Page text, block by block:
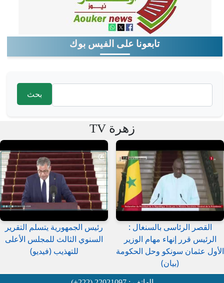
تابعونا على الفيس بوك
‏بحث ‏
زهرة TV
القصر الرئاسى بالسنغال :
الرئيس قرر إنهاء مهام الوزير
الأول عثمان سونكو وحل الحكومة
(بيان)
رئيس الجمهورية يتسلم التقرير
السنوي الثالث للمجلس الأعلى
للتهذيب (فيديو)